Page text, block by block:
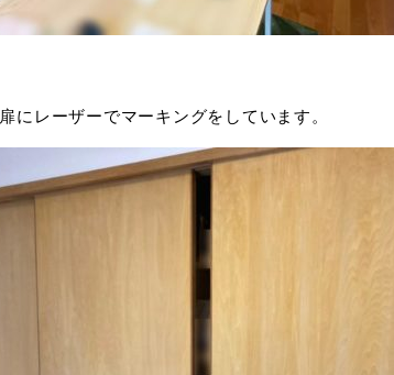
にレーザーでマーキングをしています。